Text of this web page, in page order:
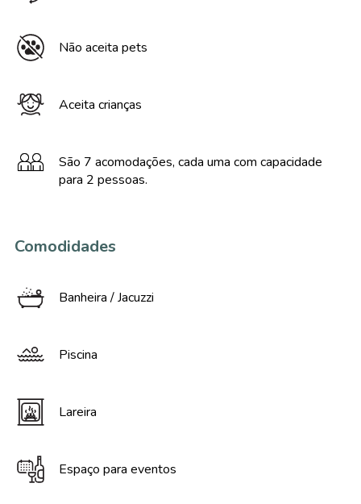
Não aceita pets
Aceita crianças
São 7 acomodações, cada uma com capacidade
para 2 pessoas.
Comodidades
Banheira / Jacuzzi
Piscina
Lareira
Espaço para eventos